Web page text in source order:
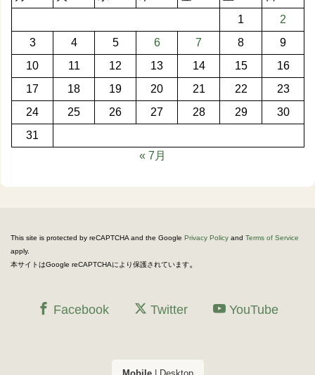
1
2
3
4 5 6 7 8
9
10
11 12 13 14 15
16
17
18 19 20 21 22
23
24
25 26 27 28 29
30
31
« 7月
This site is protected by reCAPTCHA and the Google Privacy Policy and Terms of Service
apply.
本サイトはGoogle reCAPTCHAにより保護されています。
Facebook Twitter YouTube